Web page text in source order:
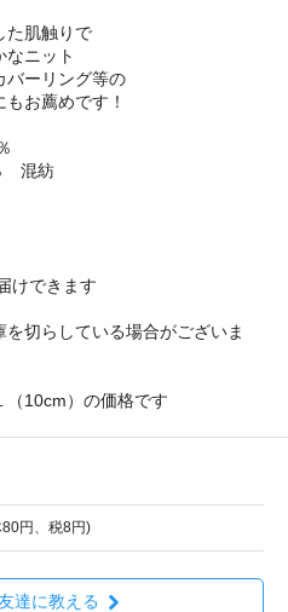
た肌触りで
なニット
バーリング等の
お薦めです！
％ 混紡
けできます
切らしている場合がございま
（10cm）の価格です
円、税8円)
達に教える